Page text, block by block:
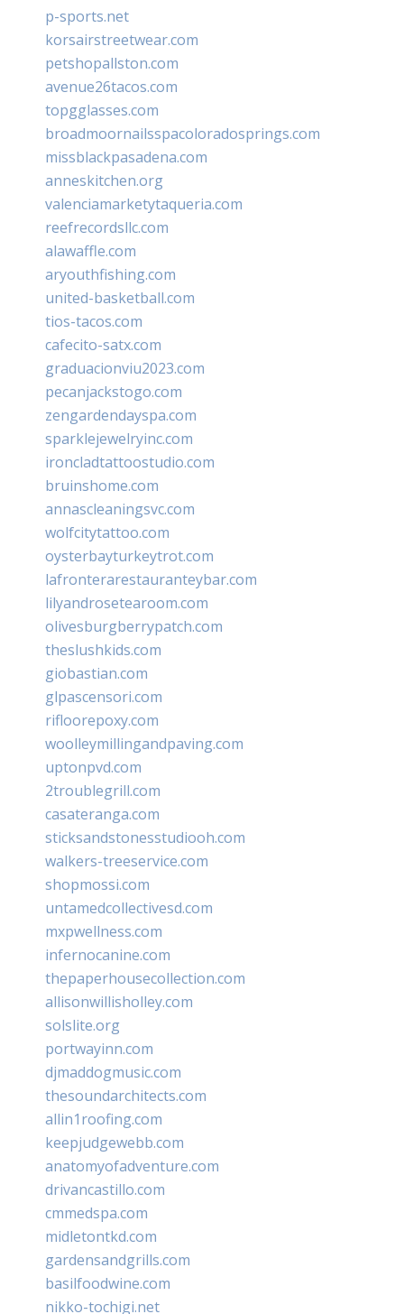
p-sports.net
korsairstreetwear.com
petshopallston.com
avenue26tacos.com
topgglasses.com
broadmoornailsspacoloradosprings.com
missblackpasadena.com
anneskitchen.org
valenciamarketytaqueria.com
reefrecordsllc.com
alawaffle.com
aryouthfishing.com
united-basketball.com
tios-tacos.com
cafecito-satx.com
graduacionviu2023.com
pecanjackstogo.com
zengardendayspa.com
sparklejewelryinc.com
ironcladtattoostudio.com
bruinshome.com
annascleaningsvc.com
wolfcitytattoo.com
oysterbayturkeytrot.com
lafronterarestauranteybar.com
lilyandrosetearoom.com
olivesburgberrypatch.com
theslushkids.com
giobastian.com
glpascensori.com
rifloorepoxy.com
woolleymillingandpaving.com
uptonpvd.com
2troublegrill.com
casateranga.com
sticksandstonesstudiooh.com
walkers-treeservice.com
shopmossi.com
untamedcollectivesd.com
mxpwellness.com
infernocanine.com
thepaperhousecollection.com
allisonwillisholley.com
solslite.org
portwayinn.com
djmaddogmusic.com
thesoundarchitects.com
allin1roofing.com
keepjudgewebb.com
anatomyofadventure.com
drivancastillo.com
cmmedspa.com
midletontkd.com
gardensandgrills.com
basilfoodwine.com
nikko-tochigi.net